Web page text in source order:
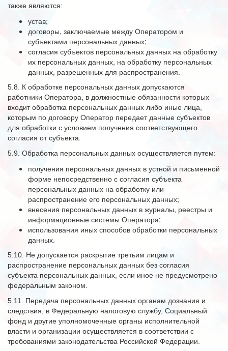
также являются:
устав;
договоры, заключаемые между Оператором и
субъектами персональных данных;
согласия субъектов персональных данных на обработку
их персональных данных, на обработку персональных
данных, разрешенных для распространения.
5.8. К обработке персональных данных допускаются
работники Оператора, в должностные обязанности которых
входит обработка персональных данных либо иные лица,
которым по договору Оператор передает данные субъектов
для обработки с условием получения соответствующего
согласия от субъекта.
5.9. Обработка персональных данных осуществляется путем:
получения персональных данных в устной и письменной
форме непосредственно с согласия субъекта
персональных данных на обработку или
распространение его персональных данных;
внесения персональных данных в журналы, реестры и
информационные системы Оператора;
использования иных способов обработки персональных
данных.
5.10. Не допускается раскрытие третьим лицам и
распространение персональных данных без согласия
субъекта персональных данных, если иное не предусмотрено
федеральным законом.
5.11. Передача персональных данных органам дознания и
следствия, в Федеральную налоговую службу, Социальный
фонд и другие уполномоченные органы исполнительной
власти и организации осуществляется в соответствии с
требованиями законодательства Российской Федерации.